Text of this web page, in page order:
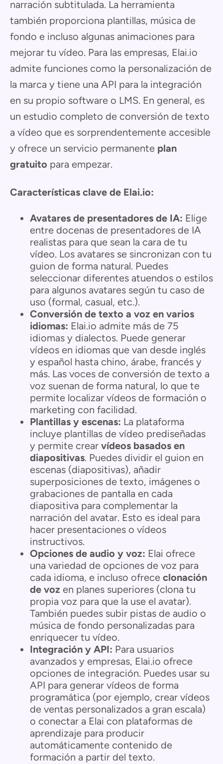
narración subtitulada. La herramienta
también proporciona plantillas, música de
fondo e incluso algunas animaciones para
mejorar tu vídeo. Para las empresas, Elai.io
admite funciones como la personalización de
la marca y tiene una API para la integración
en su propio software o LMS. En general, es
un estudio completo de conversión de texto
a vídeo que es sorprendentemente accesible
y ofrece un servicio permanente plan
gratuito para empezar.
Características clave de Elai.io:
Avatares de presentadores de IA: Elige
entre docenas de presentadores de IA
realistas para que sean la cara de tu
vídeo. Los avatares se sincronizan con tu
guion de forma natural. Puedes
seleccionar diferentes atuendos o estilos
para algunos avatares según tu caso de
uso (formal, casual, etc.).
Conversión de texto a voz en varios
idiomas: Elai.io admite más de 75
idiomas y dialectos. Puede generar
vídeos en idiomas que van desde inglés
y español hasta chino, árabe, francés y
más. Las voces de conversión de texto a
voz suenan de forma natural, lo que te
permite localizar vídeos de formación o
marketing con facilidad.
Plantillas y escenas: La plataforma
incluye plantillas de vídeo prediseñadas
y permite crear vídeos basados en
diapositivas. Puedes dividir el guion en
escenas (diapositivas), añadir
superposiciones de texto, imágenes o
grabaciones de pantalla en cada
diapositiva para complementar la
narración del avatar. Esto es ideal para
hacer presentaciones o vídeos
instructivos.
Opciones de audio y voz: Elai ofrece
una variedad de opciones de voz para
cada idioma, e incluso ofrece clonación
de voz en planes superiores (clona tu
propia voz para que la use el avatar).
También puedes subir pistas de audio o
música de fondo personalizadas para
enriquecer tu vídeo.
Integración y API: Para usuarios
avanzados y empresas, Elai.io ofrece
opciones de integración. Puedes usar su
API para generar vídeos de forma
programática (por ejemplo, crear vídeos
de ventas personalizados a gran escala)
o conectar a Elai con plataformas de
aprendizaje para producir
automáticamente contenido de
formación a partir del texto.